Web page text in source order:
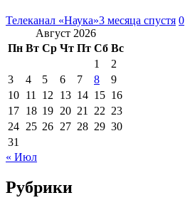
Телеканал «Наука»3 месяца спустя 0
Август 2026
Пн Вт Ср Чт Пт Сб Вс
1
2
3
4 5 6 7 8
9
10 11 12 13 14 15 16
17 18 19 20 21 22 23
24 25 26 27 28 29 30
31
« Июл
Рубрики